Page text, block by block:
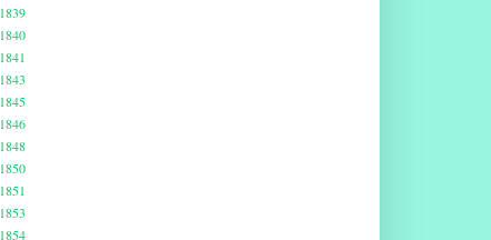
1839
1840
1841
1843
1845
1846
1848
1850
1851
1853
1854